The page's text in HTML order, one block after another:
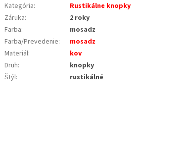
Kategória:
Rustikálne knopky
Záruka:
2 roky
Farba:
mosadz
Farba/Prevedenie:
mosadz
Materiál:
kov
Druh:
knopky
Štýl: rustikálné